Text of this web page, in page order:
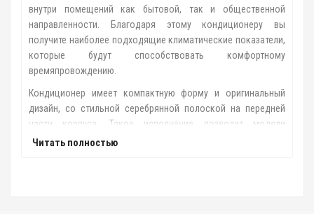
внутри помещений как бытовой, так и общественной
направленности. Благодаря этому кондиционеру вы
получите наиболее подходящие климатические показатели,
которые будут способствовать комфортному
времяпровождению.
Кондиционер имеет компактную форму и оригинальный
дизайн, со стильной серебрянной полоской на передней
части корпуса. Такое исполнение позволит модели
идеально вписаться в интерьер практически любого
Читать полностью